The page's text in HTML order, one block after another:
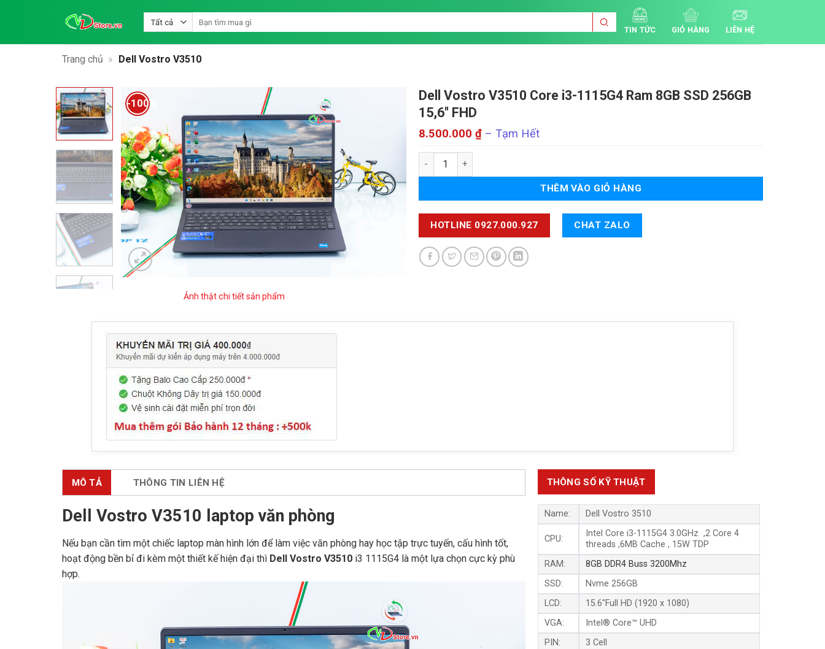
kiếm:
TIN TỨC GIỎ HÀNG LIÊN HỆ
Trang chủ » Dell Vostro V3510
-100%
Ảnh thật chi tiết sản phẩm
Dell Vostro V3510 Core i3-1115G4 Ram 8GB SSD 256GB
15,6'' FHD
8.500.000 ₫ – Tạm HếtKhoảng
đến
Tạm
Hết
Dell Vostro V3510 số lượng
THÊM VÀO GIỎ HÀNG
HOTLINE 0927.000.927 CHAT ZALO
MÔ TẢ THÔNG TIN LIÊN HỆ
Dell Vostro V3510 laptop văn phòng
Nếu bạn cần tìm một chiếc laptop màn hình lớn để làm việc văn phòng hay học tập trực tuyến, cấu hình tốt,
hoạt động bền bỉ đi kèm một thiết kế hiện đại thì Dell Vostro V3510i3 1115G4 là một lựa chọn cực kỳ phù
hợp.
THÔNG SỐ KỸ THUẬT
Name: Dell Vostro 3510
CPU:
Intel Core i3-1115G4 3.0GHz ,2 Core 4
threads ,6MB Cache , 15W TDP
RAM:
8GB DDR4 Buss 3200Mhz
SSD:
Nvme 256GB
LCD:
15.6″Full HD (1920 x 1080)
VGA:
Intel® Core™ UHD
PIN:
3 Cell